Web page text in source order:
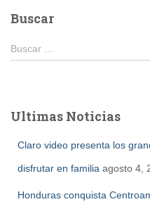
Buscar
B
u
r
Buscar …
Ultimas Noticias
Claro video presenta los
disfrutar en familia agosto 4,
Honduras conquista